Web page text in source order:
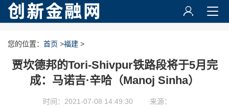
您的位置： 首页 >福建 >
贾坎德邦的Tori-Shivpur铁路段将于5月完
成：马诺吉·辛哈（Manoj Sinha）
时间：2021-07-08 14:49:30 来源：